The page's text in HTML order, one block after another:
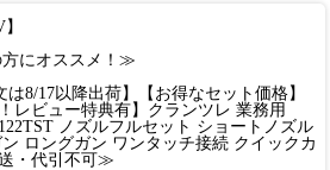
にオススメ！≫
は8/17以降出荷】【お得なセット価格】
レビュー特典有】クランツレ 業務用
ノズルフルセット ショートノズル
ロングガン ワンタッチ接続 クイックカ
・代引不可≫